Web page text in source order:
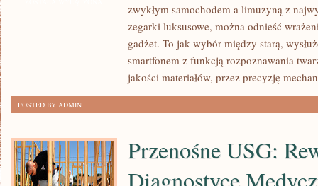
SYMBOLE
zwykłym samochodem a limuzyną z
zegarki luksusowe, można odnieść
gadżet. To jak wybór między starą,
smartfonem z funkcją rozpoznawania
jakości materiałów, przez precyzję
POSTED BY ADMIN
Przenośne USG: